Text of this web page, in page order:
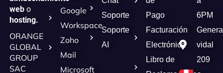
webo
hosting.
ORANGE
GLOBAL
GROUP
SAC
Google
Workspace
Zoho
Mail
Microsoft
Soporte
Soporte
AI
Pago
Facturación
Electrónica
Libro de
6PM
vidal
209